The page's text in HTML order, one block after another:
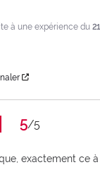
à une expérience du
5/5
exactement ce